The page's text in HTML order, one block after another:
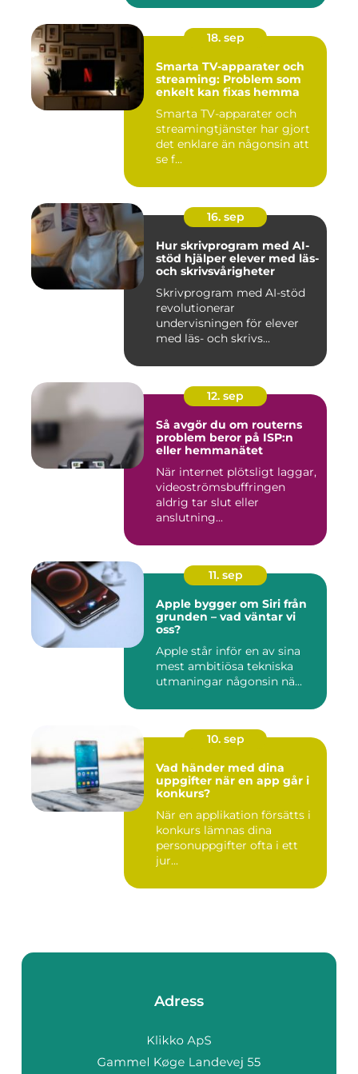
18. sep
Smarta TV-apparater och
streaming: Problem som
enkelt kan fixas hemma
Smarta TV-apparater och
streamingtjänster har gjort
det enklare än någonsin att
se f...
16. sep
Hur skrivprogram med AI-
stöd hjälper elever med läs-
och skrivsvårigheter
Skrivprogram med AI-stöd
revolutionerar
undervisningen för elever
med läs- och skrivs...
12. sep
Så avgör du om routerns
problem beror på ISP:n
eller hemmanätet
När internet plötsligt laggar,
videoströmsbuffringen
aldrig tar slut eller
anslutning...
11. sep
Apple bygger om Siri från
grunden – vad väntar vi
oss?
Apple står inför en av sina
mest ambitiösa tekniska
utmaningar någonsin nä...
10. sep
Vad händer med dina
uppgifter när en app går i
konkurs?
När en applikation försätts i
konkurs lämnas dina
personuppgifter ofta i ett
jur...
Adress